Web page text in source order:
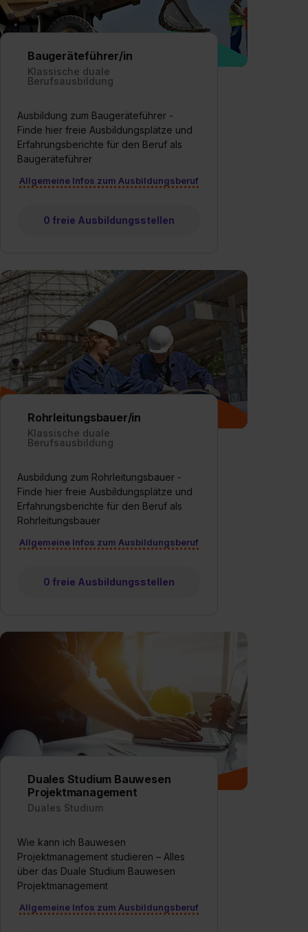
Baugeräteführer/in
Klassische duale
Berufsausbildung
Ausbildung zum Baugeräteführer -
Finde hier freie Ausbildungsplätze und
Erfahrungsberichte für den Beruf als
Baugeräteführer
Allgemeine Infos zum Ausbildungsberuf
0 freie Ausbildungsstellen
Rohrleitungsbauer/in
Klassische duale
Berufsausbildung
Ausbildung zum Rohrleitungsbauer -
Finde hier freie Ausbildungsplätze und
Erfahrungsberichte für den Beruf als
Rohrleitungsbauer
Allgemeine Infos zum Ausbildungsberuf
0 freie Ausbildungsstellen
Duales Studium Bauwesen
Projektmanagement
Duales Studium
Wie kann ich Bauwesen
Projektmanagement studieren – Alles
über das Duale Studium Bauwesen
Projektmanagement
Allgemeine Infos zum Ausbildungsberuf